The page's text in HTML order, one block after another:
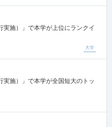
施）」で本学が上位にランクイ
大学
施）」で本学が全国短大のトッ